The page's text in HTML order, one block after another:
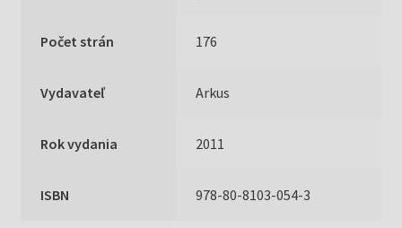
Počet strán 176
Vydavateľ Arkus
Rok vydania 2011
ISBN 978-80-8103-054-3